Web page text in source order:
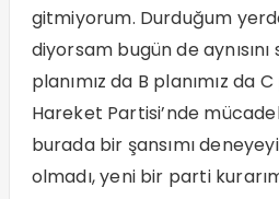
gitmiyorum. Durduğum
diyorsam bugün de
planımız da B planımız da
Hareket Partisi’nde
burada bir şansımı
olmadı, yeni bir parti